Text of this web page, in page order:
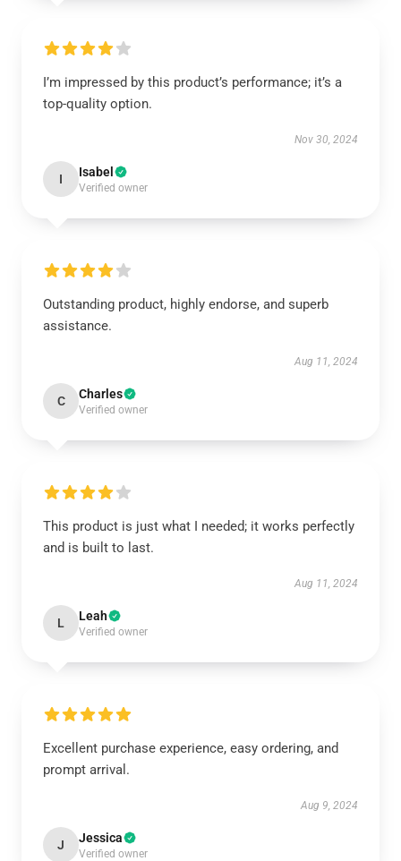
I’m impressed by this product’s performance; it’s a
top-quality option.
Nov 30, 2024
I Isabel
Verified owner
Outstanding product, highly endorse, and superb
assistance.
Aug 11, 2024
C Charles
Verified owner
This product is just what I needed; it works perfectly
and is built to last.
Aug 11, 2024
L Leah
Verified owner
Excellent purchase experience, easy ordering, and
prompt arrival.
Aug 9, 2024
J Jessica
Verified owner